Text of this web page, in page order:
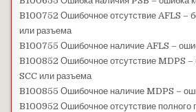
B100752 Ошибочное отсутствие AFLS –
или разъема
B100755 Ошибочное наличие AFLS –
B100852 Ошибочное отсутствие MDPS –
SCC или разъема
B100855 Ошибочное наличие MDPS –
B100952 Ошибочное отсутствие полного